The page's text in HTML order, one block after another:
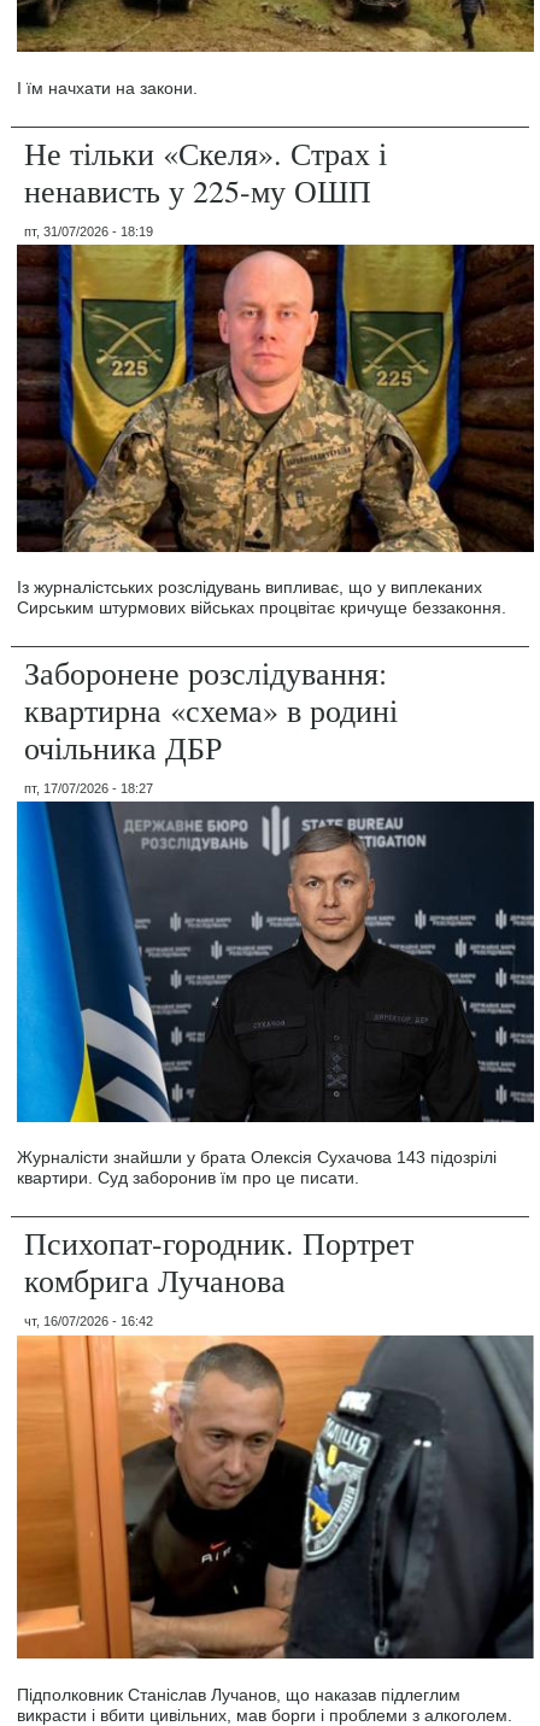
І їм начхати на закони.
Не тільки «Скеля». Страх і
ненависть у 225-му ОШП
пт, 31/07/2026 - 18:19
Із журналістських розслідувань випливає, що у виплеканих
Сирським штурмових військах процвітає кричуще беззаконня.
Заборонене розслідування:
квартирна «схема» в родині
очільника ДБР
пт, 17/07/2026 - 18:27
Журналісти знайшли у брата Олексія Сухачова 143 підозрілі
квартири. Суд заборонив їм про це писати.
Психопат-городник. Портрет
комбрига Лучанова
чт, 16/07/2026 - 16:42
Підполковник Станіслав Лучанов, що наказав підлеглим
викрасти і вбити цивільних, мав борги і проблеми з алкоголем.